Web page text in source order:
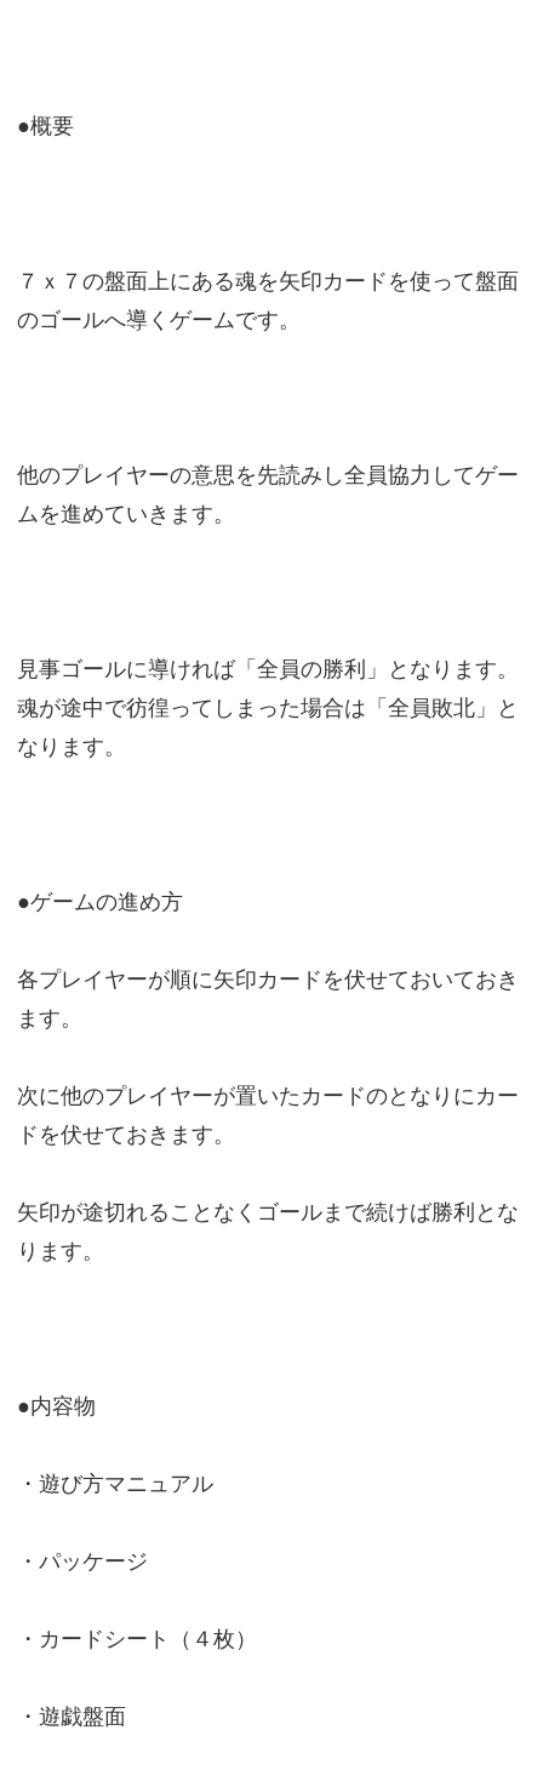
●概要
７ｘ７の盤面上にある魂を矢印カードを使って盤面
のゴールへ導くゲームです。
他のプレイヤーの意思を先読みし全員協力してゲー
ムを進めていきます。
見事ゴールに導ければ「全員の勝利」となります。
魂が途中で彷徨ってしまった場合は「全員敗北」と
なります。
●ゲームの進め方
各プレイヤーが順に矢印カードを伏せておいておき
ます。
次に他のプレイヤーが置いたカードのとなりにカー
ドを伏せておきます。
矢印が途切れることなくゴールまで続けば勝利とな
ります。
●内容物
・遊び方マニュアル
・パッケージ
・カードシート（４枚）
・遊戯盤面